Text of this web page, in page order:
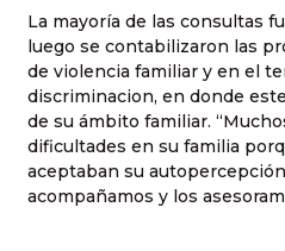
La mayoría de las consultas
luego se contabilizaron las
de violencia familiar y en el
discriminacion, en donde
de su ámbito familiar.
dificultades en su familia
aceptaban su
acompañamos y los